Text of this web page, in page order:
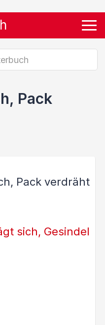
Pack
Pack verdräht
sich, Gesindel